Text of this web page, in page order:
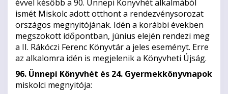
évvel később a 90. Ünnepi Könyvhét alkalmából
ismét Miskolc adott otthont a rendezvénysorozat
országos megnyitójának. Idén a korábbi években
megszokott időpontban, június elején rendezi meg
a II. Rákóczi Ferenc Könyvtár a jeles eseményt. Erre
az alkalomra idén is megjelenik a Könyvheti Újság.
96. Ünnepi Könyvhét és 24. Gyermekkönyvnapok
miskolci megnyitója: